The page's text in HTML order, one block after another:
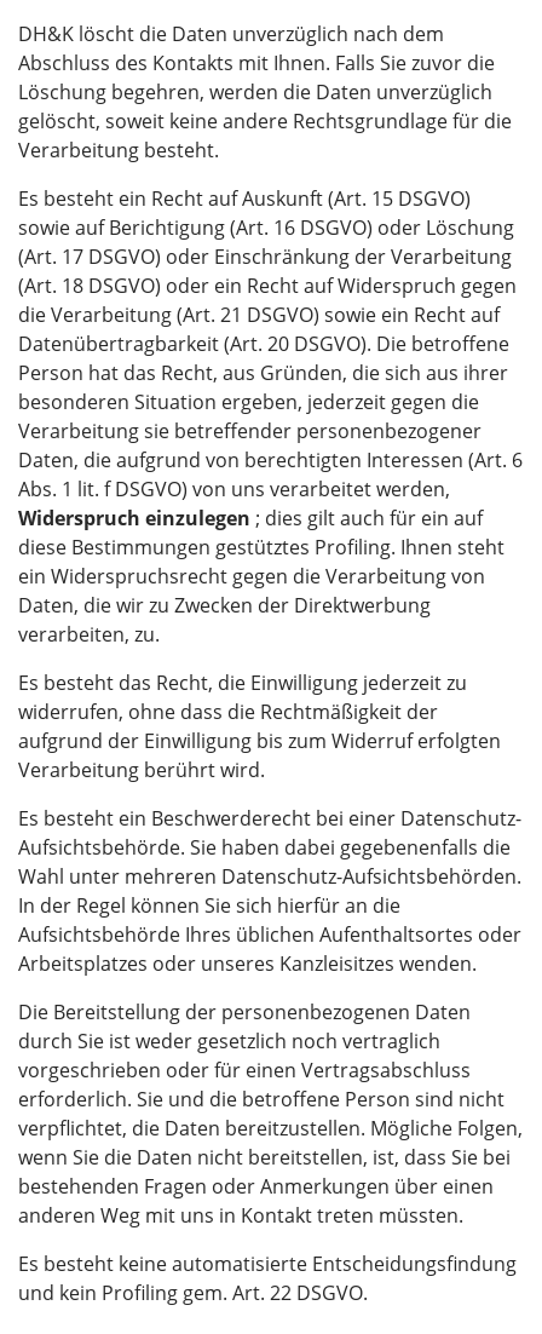
DH&K löscht die Daten unverzüglich nach dem
Abschluss des Kontakts mit Ihnen. Falls Sie zuvor die
Löschung begehren, werden die Daten unverzüglich
gelöscht, soweit keine andere Rechtsgrundlage für die
Verarbeitung besteht.
Es besteht ein Recht auf Auskunft (Art. 15 DSGVO)
sowie auf Berichtigung (Art. 16 DSGVO) oder Löschung
(Art. 17 DSGVO) oder Einschränkung der Verarbeitung
(Art. 18 DSGVO) oder ein Recht auf Widerspruch gegen
die Verarbeitung (Art. 21 DSGVO) sowie ein Recht auf
Datenübertragbarkeit (Art. 20 DSGVO). Die betroffene
Person hat das Recht, aus Gründen, die sich aus ihrer
besonderen Situation ergeben, jederzeit gegen die
Verarbeitung sie betreffender personenbezogener
Daten, die aufgrund von berechtigten Interessen (Art. 6
Abs. 1 lit. f DSGVO) von uns verarbeitet werden,
Widerspruch einzulegen ; dies gilt auch für ein auf
diese Bestimmungen gestütztes Profiling. Ihnen steht
ein Widerspruchsrecht gegen die Verarbeitung von
Daten, die wir zu Zwecken der Direktwerbung
verarbeiten, zu.
Es besteht das Recht, die Einwilligung jederzeit zu
widerrufen, ohne dass die Rechtmäßigkeit der
aufgrund der Einwilligung bis zum Widerruf erfolgten
Verarbeitung berührt wird.
Es besteht ein Beschwerderecht bei einer Datenschutz-
Aufsichtsbehörde. Sie haben dabei gegebenenfalls die
Wahl unter mehreren Datenschutz-Aufsichtsbehörden.
In der Regel können Sie sich hierfür an die
Aufsichtsbehörde Ihres üblichen Aufenthaltsortes oder
Arbeitsplatzes oder unseres Kanzleisitzes wenden.
Die Bereitstellung der personenbezogenen Daten
durch Sie ist weder gesetzlich noch vertraglich
vorgeschrieben oder für einen Vertragsabschluss
erforderlich. Sie und die betroffene Person sind nicht
verpflichtet, die Daten bereitzustellen. Mögliche Folgen,
wenn Sie die Daten nicht bereitstellen, ist, dass Sie bei
bestehenden Fragen oder Anmerkungen über einen
anderen Weg mit uns in Kontakt treten müssten.
Es besteht keine automatisierte Entscheidungsfindung
und kein Profiling gem. Art. 22 DSGVO.